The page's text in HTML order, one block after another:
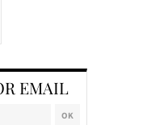
EMAIL